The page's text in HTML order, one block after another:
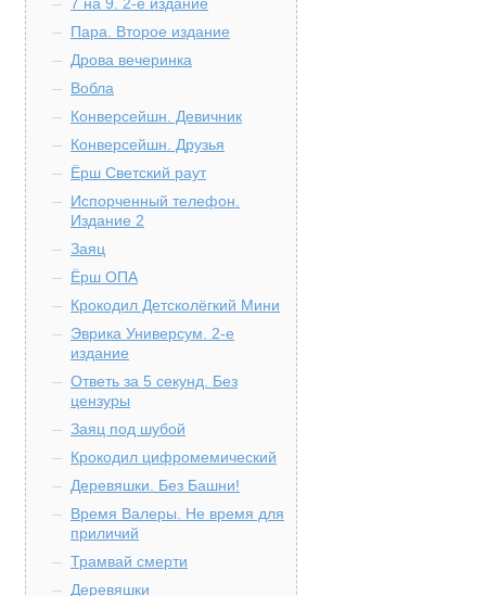
Пара. Второе издание
Дрова вечеринка
Вобла
Конверсейшн. Девичник
Конверсейшн. Друзья
Ёрш Светский раут
Испорченный телефон.
Издание 2
Заяц
Ёрш ОПА
Крокодил Детсколёгкий Мини
Эврика Универсум. 2-е
издание
Ответь за 5 секунд. Без
цензуры
Заяц под шубой
Крокодил цифромемический
Деревяшки. Без Башни!
Время Валеры. Не время для
приличий
Трамвай смерти
Деревяшки